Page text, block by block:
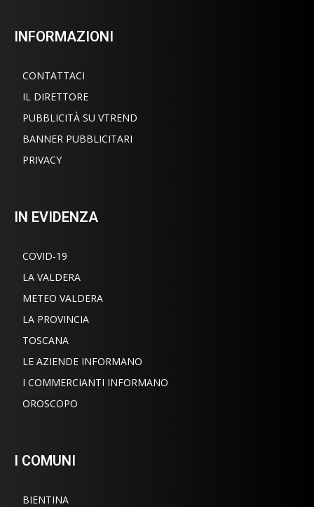
INFORMAZIONI
CONTATTACI
IL DIRETTORE
PUBBLICITÀ SU VTREND
BANNER PUBBLICITARI
PRIVACY
IN EVIDENZA
COVID-19
LA VALDERA
METEO VALDERA
LA PROVINCIA
TOSCANA
LE AZIENDE INFORMANO
I COMMERCIANTI INFORMANO
OROSCOPO
I COMUNI
BIENTINA